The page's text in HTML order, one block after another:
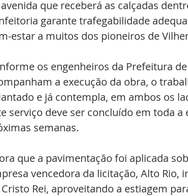
que receberá as calçadas
garante trafegabilidade
estar a muitos dos pioneiros de
os engenheiros da Prefeitura
a execução da obra, o
e já contempla, em ambos os
serviço deve ser concluído em toda
semanas.
que a pavimentação foi aplicada
vencedora da licitação, Alto
Rei, aproveitando a estiagem